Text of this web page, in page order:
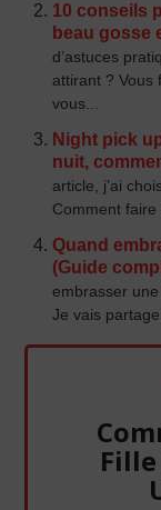
10 conseils
beau gosse
d’astuces
attirant ? Vous
vous...
Night pick
nuit,
article, j’ai
Comment
Quand
(Guide
embrasser
Je vais